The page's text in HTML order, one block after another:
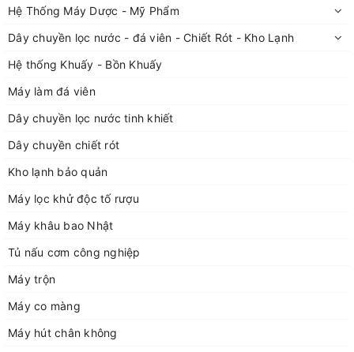
Hệ Thống Máy Dược - Mỹ Phẩm
Dây chuyền lọc nước - đá viên - Chiết Rót - Kho Lạnh
Hệ thống Khuấy - Bồn Khuấy
Máy làm đá viên
Dây chuyền lọc nước tinh khiết
Dây chuyền chiết rót
Kho lạnh bảo quản
Máy lọc khử độc tố rượu
Máy khâu bao Nhật
Tủ nấu cơm công nghiệp
Máy trộn
Máy co màng
Máy hút chân không